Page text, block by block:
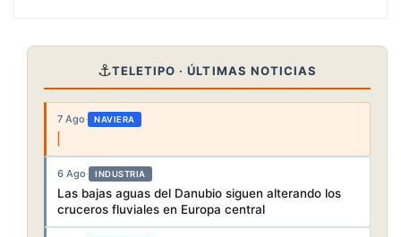
⚓TELETIPO · ÚLTIMAS NOTICIAS
7 Ago· NAVIERA
6 Ago· INDUSTRIA
Las bajas aguas del Danubio siguen alterando los
cruceros fluviales en Europa central